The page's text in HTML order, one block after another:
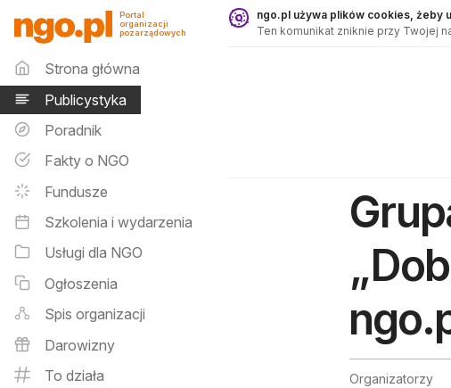
Publicystyka - ngo.pl
Portal
organizacji
pozarządowych
Menu główne
Strona główna
Publicystyka
Poradnik
Fakty o NGO
Fundusze
Szkolenia i wydarzenia
Usługi dla NGO
Ogłoszenia
Spis organizacji
Darowizny
To działa
ngo.pl używa plików cookies, żeby
Ten komunikat zniknie przy Twojej
Organizatorzy